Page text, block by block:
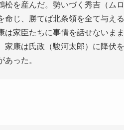
松を産んだ。勢いづく秀吉（ム
命じ、勝てば北条領を全て与え
は家臣たちに事情を話せないま
家康は氏政（駿河太郎）に降伏
った。